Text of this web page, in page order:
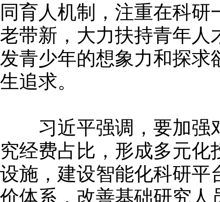
同育人机制，注重在科
老带新，大力扶持青年人
发青少年的想象力和探求
生追求。
习近平强调，要加强
究经费占比，形成多元
设施，建设智能化科研平
价体系，改善基础研究人